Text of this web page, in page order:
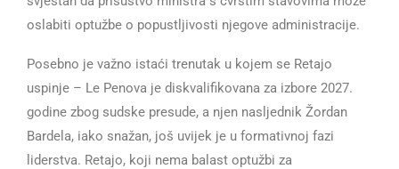
oslabiti optužbe o popustljivosti njegove administracije.
Posebno je važno istaći trenutak u kojem se Retajo
uspinje – Le Penova je diskvalifikovana za izbore 2027.
godine zbog sudske presude, a njen nasljednik Žordan
Bardela, iako snažan, još uvijek je u formativnoj fazi
liderstva. Retajo, koji nema balast optužbi za